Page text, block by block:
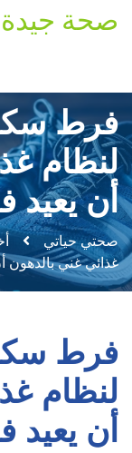
صحة
فرط
لنظام
أن يعيد
صحتي حياتي
غذائي غني بالدهون
فرط
لنظام
أن يعيد